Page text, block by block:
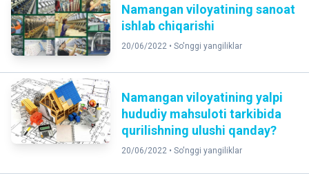
Namangan viloyatining sanoat
ishlab chiqarishi
20/06/2022 • So'nggi yangiliklar
Namangan viloyatining yalpi
hududiy mahsuloti tarkibida
qurilishning ulushi qanday?
20/06/2022 • So'nggi yangiliklar